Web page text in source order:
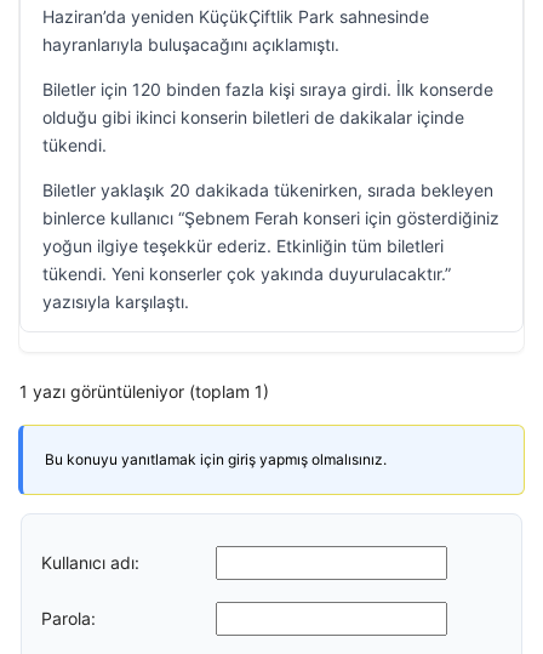
Haziran’da yeniden KüçükÇiftlik Park sahnesinde
hayranlarıyla buluşacağını açıklamıştı.
Biletler için 120 binden fazla kişi sıraya girdi. İlk konserde
olduğu gibi ikinci konserin biletleri de dakikalar içinde
tükendi.
Biletler yaklaşık 20 dakikada tükenirken, sırada bekleyen
binlerce kullanıcı “Şebnem Ferah konseri için gösterdiğiniz
yoğun ilgiye teşekkür ederiz. Etkinliğin tüm biletleri
tükendi. Yeni konserler çok yakında duyurulacaktır.”
yazısıyla karşılaştı.
1 yazı görüntüleniyor (toplam 1)
Bu konuyu yanıtlamak için giriş yapmış olmalısınız.
Kullanıcı adı:
Parola: